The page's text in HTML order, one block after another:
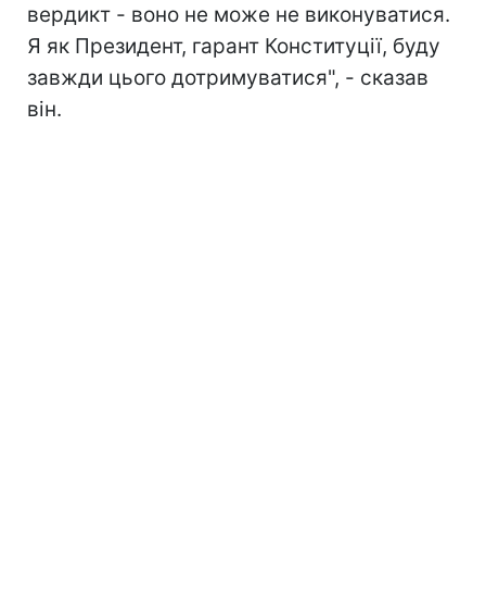
вердикт - воно не може не виконуватися.
Я як Президент, гарант Конституції, буду
завжди цього дотримуватися", - сказав
він.